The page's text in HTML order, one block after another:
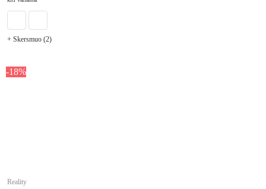
+ Skersmuo (2)
-18%
Reality